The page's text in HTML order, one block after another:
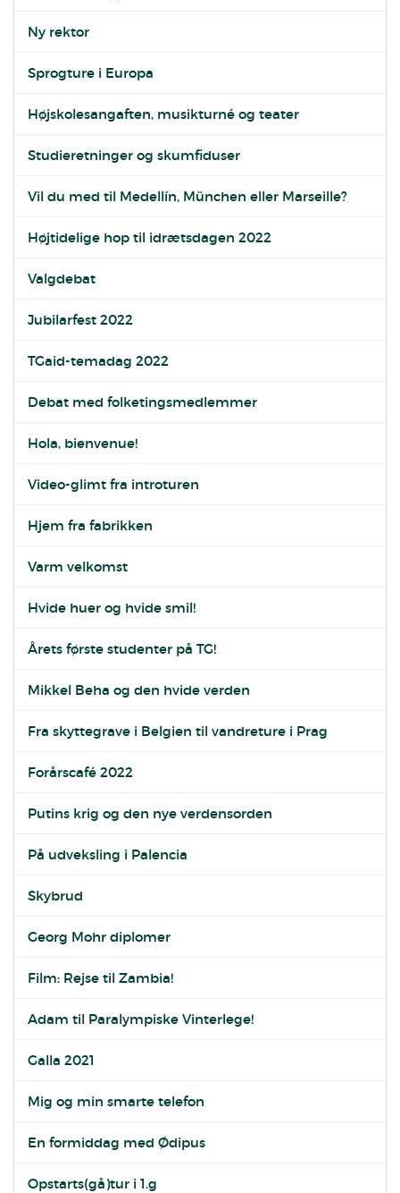
Ny rektor
Sprogture i Europa
Højskolesangaften, musikturné og teater
Studieretninger og skumfiduser
Vil du med til Medellín, München eller Marseille?
Højtidelige hop til idrætsdagen 2022
Valgdebat
Jubilarfest 2022
TGaid-temadag 2022
Debat med folketingsmedlemmer
Hola, bienvenue!
Video-glimt fra introturen
Hjem fra fabrikken
Varm velkomst
Hvide huer og hvide smil!
Årets første studenter på TG!
Mikkel Beha og den hvide verden
Fra skyttegrave i Belgien til vandreture i Prag
Forårscafé 2022
Putins krig og den nye verdensorden
På udveksling i Palencia
Skybrud
Georg Mohr diplomer
Film: Rejse til Zambia!
Adam til Paralympiske Vinterlege!
Galla 2021
Mig og min smarte telefon
En formiddag med Ødipus
Opstarts(gå)tur i 1.g